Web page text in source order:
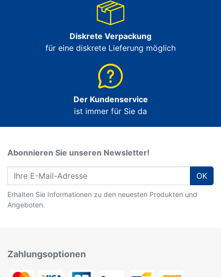
Diskrete Verpackung
für eine diskrete Lieferung möglich
Der Kundenservice
ist immer für Sie da
Abonnieren Sie unseren Newsletter!
OK
Erhalten Sie Informationen zu den neuesten Produkten und
Angeboten.
Zahlungsoptionen